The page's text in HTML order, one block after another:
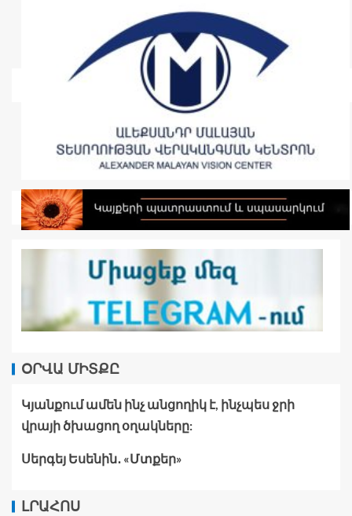
ՕՐՎԱ ՄԻՏՔԸ
Կյանքում ամեն ինչ անցողիկ է, ինչպես ջրի
վրայի ծխացող օղակները:
Սերգեյ Եսենին․ «Մտքեր»
ԼՐԱՀՈՍ